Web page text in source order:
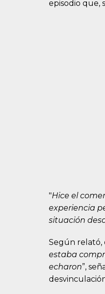
episodio que,
"Hice el
experiencia
situación
Según relató,
estaba
echaron”,